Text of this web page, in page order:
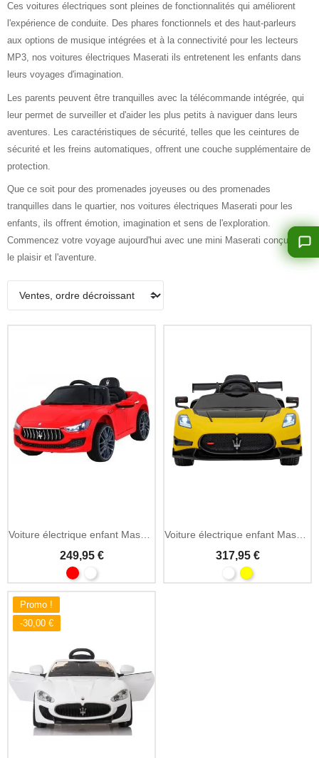
Ces voitures électriques sont pleines de fonctionnalités qui améliorent
l'expérience de conduite. Des phares fonctionnels et des haut-parleurs
aux options de musique intégrées et à la connectivité pour les lecteurs
MP3, nos voitures électriques Maserati ils entretenent les enfants dans
leurs voyages d'imagination.
Les parents peuvent être tranquilles avec la télécommande intégrée, qui
leur permet de surveiller et d'aider les plus petits à naviguer dans leurs
aventures. Les caractéristiques de sécurité, telles que les ceintures de
sécurité et les freins automatiques, offrent une couche supplémentaire de
protection.
Que ce soit pour des promenades joyeuses ou des promenades
tranquilles dans le quartier, nos voitures électriques Maserati pour les
enfants, ils offrent émotion, imagination et sens de l'exploration.
Commencez votre voyage aujourd'hui avec une mini Maserati conçu pour
le plaisir et l'aventure.
249,95 € 317,95 €
Promo !
-30,00 €